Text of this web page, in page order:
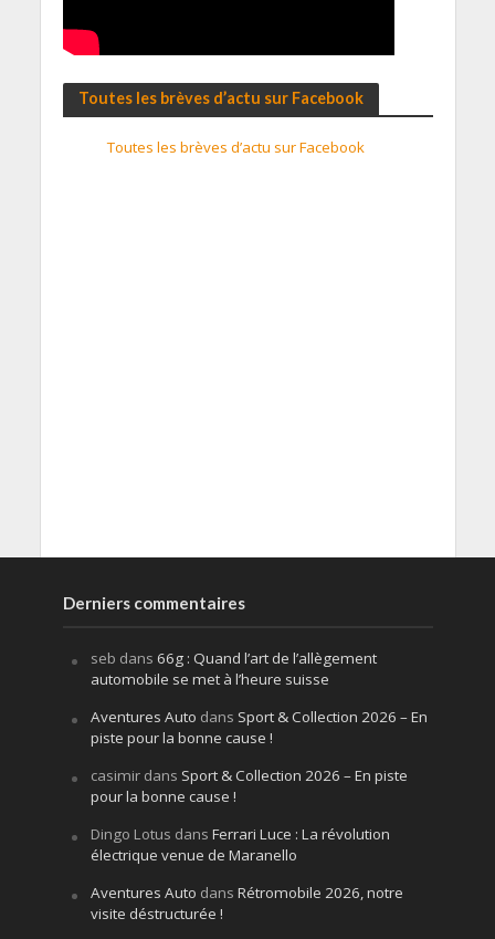
Toutes les brèves d’actu sur Facebook
Toutes les brèves d’actu sur Facebook
Derniers commentaires
seb dans 66g : Quand l’art de l’allègement
automobile se met à l’heure suisse
Aventures Auto dans Sport & Collection 2026 – En
piste pour la bonne cause !
casimirdans Sport & Collection 2026 – En piste
pour la bonne cause !
Dingo Lotus dans Ferrari Luce : La révolution
électrique venue de Maranello
Aventures Auto dans Rétromobile 2026, notre
visite déstructurée !